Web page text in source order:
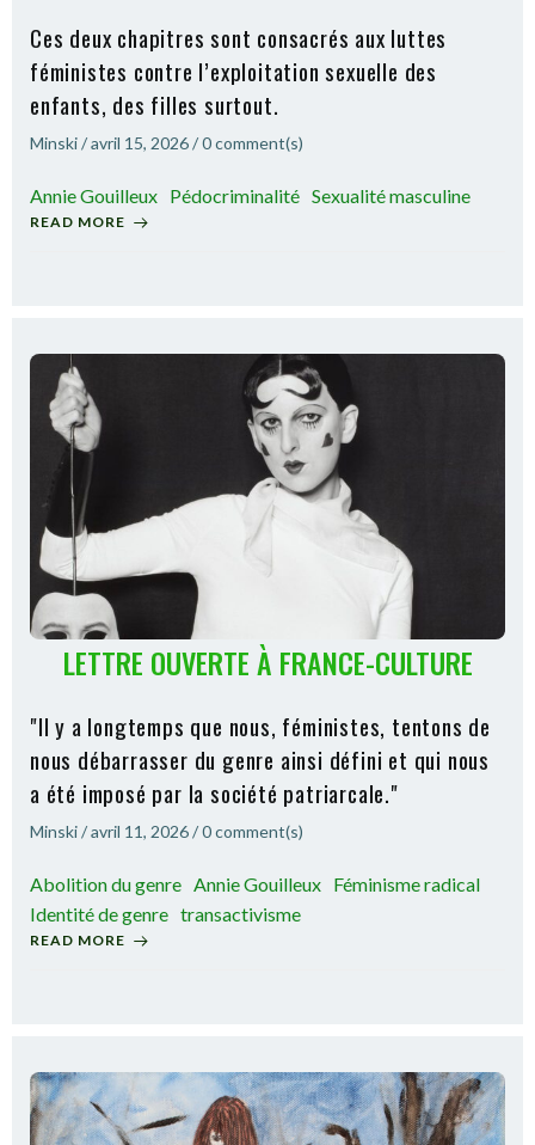
Ces deux chapitres sont consacrés aux luttes
féministes contre l’exploitation sexuelle des
enfants, des filles surtout.
Minski/avril 15, 2026/0comment(s)
Annie Gouilleux Pédocriminalité Sexualité masculine
READ MORE
LETTRE OUVERTE À FRANCE-CULTURE
"Il y a longtemps que nous, féministes, tentons de
nous débarrasser du genre ainsi défini et qui nous
a été imposé par la société patriarcale."
Minski/avril 11, 2026/0comment(s)
Abolition du genre Annie Gouilleux Féminisme radical
Identité de genre transactivisme
READ MORE